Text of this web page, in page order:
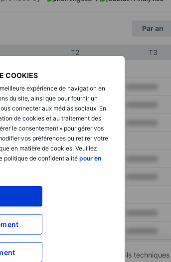
COOKIES
expérience de navigation en
du site, ainsi que pour fournir un
connecter aux médias sociaux. En
de cookies et au traitement des
le consentement » pour gérer vos
vos préférences ou retirer votre
en matière de cookies. Veuillez
politique de confidentialité pour en
Par an
T2 T3
XXXXXXX
XXXXXXX
XXXXXXX
XXXXXXX
compte pour accéder à d’autres outils techniques